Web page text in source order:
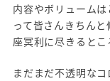
内容やボリューム
って皆さんきちん
座冥利に尽きるとこ
まだまだ不透明な